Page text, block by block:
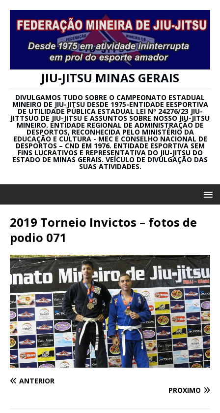
JIU-JITSU MINAS GERAIS
DIVULGAMOS TUDO SOBRE O CAMPEONATO ESTADUAL
MINEIRO DE JIU-JITSU DESDE 1975-ENTIDADE EESPORTIVA
DE UTILIDADE PÚBLICA ESTADUAL LEI Nº 24276/23 JIU-
JITTSUO DE JIU-JITSU E ASSUNTOS SOBRE NOSSO JIU-JITSU
MINEIRO. ENTIDADE REGIONAL DE ADMINISTRAÇÃO DE
DESPORTOS, RECONHECIDA PELO MINISTÉRIO DA
EDUCAÇÃO E CULTURA - MEC E CONSELHO NACIONAL DE
DESPORTOS – CND EM 1976. ENTIDADE ESPORTIVA SEM
FINS LUCRATIVOS E REPRESENTATIVA DO JIU-JITSU DO
ESTADO DE MINAS GERAIS. VEÍCULO DE DIVULGAÇÃO DAS
SUAS ATIVIDADES.
2019 Torneio Invictos – fotos de
podio 071
ANTERIOR
PRÓXIMO